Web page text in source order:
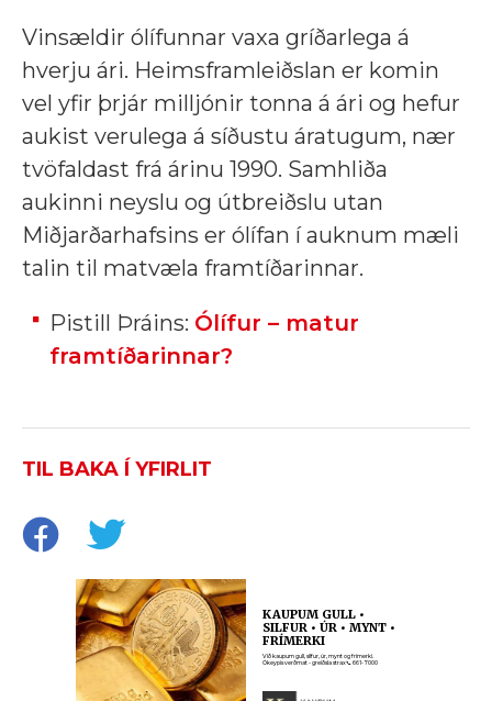
Vinsældir ólífunnar vaxa gríðarlega á
hverju ári. Heimsframleiðslan er komin
vel yfir þrjár milljónir tonna á ári og hefur
aukist verulega á síðustu áratugum, nær
tvöfaldast frá árinu 1990. Samhliða
aukinni neyslu og útbreiðslu utan
Miðjarðarhafsins er ólífan í auknum mæli
talin til matvæla framtíðarinnar.
Pistill Þráins: Ólífur – matur
framtíðarinnar?
TIL BAKA Í YFIRLIT